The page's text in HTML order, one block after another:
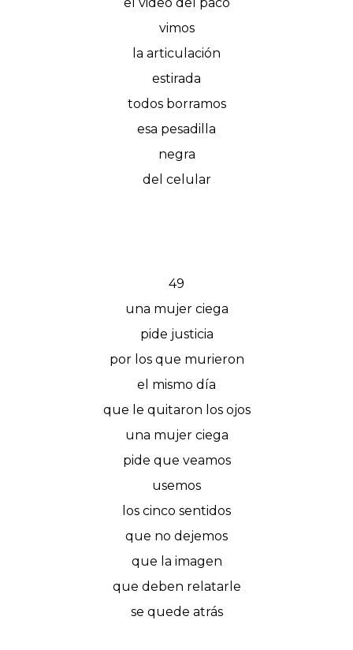
vimos
la articulación
estirada
todos borramos
esa pesadilla
negra
del celular
49
una mujer ciega
pide justicia
por los que murieron
el mismo día
que le quitaron los ojos
una mujer ciega
pide que veamos
usemos
los cinco sentidos
que no dejemos
que la imagen
que deben relatarle
se quede atrás